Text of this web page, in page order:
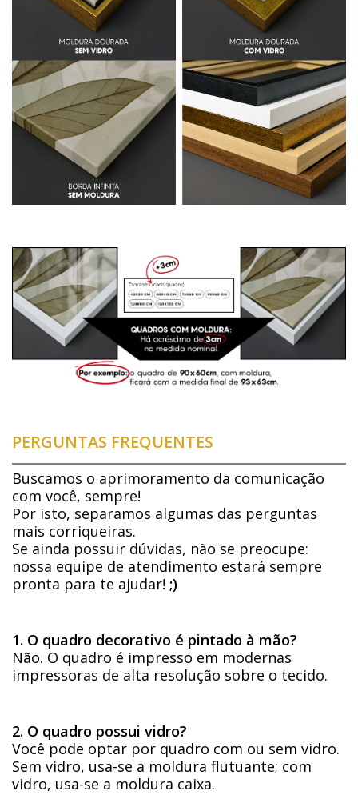
PERGUNTAS FREQUENTES
Buscamos o aprimoramento da comunicação
com você, sempre!
Por isto, separamos algumas das perguntas
mais corriqueiras.
Se ainda possuir dúvidas, não se preocupe:
nossa equipe de atendimento estará sempre
pronta para te ajudar! ;)
1. O quadro decorativo é pintado à mão?
Não. O quadro é impresso em modernas
impressoras de alta resolução sobre o tecido.
2. O quadro possui vidro?
Você pode optar por quadro com ou sem vidro.
Sem vidro, usa-se a moldura flutuante; com
vidro, usa-se a moldura caixa.